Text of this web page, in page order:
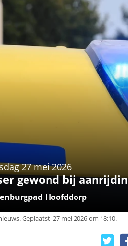
27 mei 2026
gewond bij
Hoofddorp
.Geplaatst: 27 mei 2026 om 18:10.